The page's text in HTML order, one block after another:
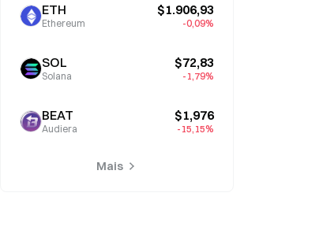
ETH
Ethereum
$1.906,93
-0,09%
SOL
Solana
$72,83
-1,79%
BEAT
Audiera
$1,976
-15,15%
Mais